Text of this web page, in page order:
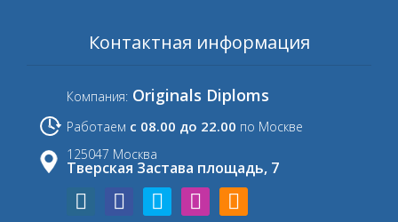
Контактная информация
Компания: Originals Diploms
Работаем с 08.00 до 22.00 по Москве
125047 Москва
Тверская Застава площадь, 7